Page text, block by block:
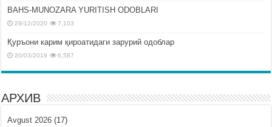
BAHS-MUNOZARA YURITISH ODOBLARI
29/12/2020 7,103
Қуръони карим қироатидаги зарурий одоблар
20/03/2019 6,587
АРХИВ
Avgust 2026 (17)